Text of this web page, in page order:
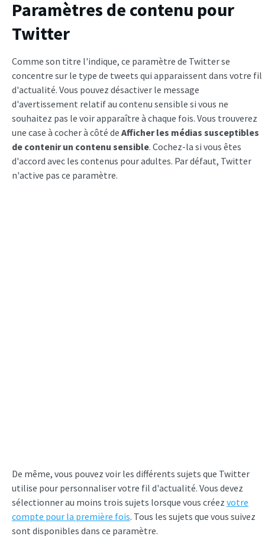
Paramètres de contenu pour
Twitter
Comme son titre l'indique, ce paramètre de Twitter se
concentre sur le type de tweets qui apparaissent dans votre fil
d'actualité. Vous pouvez désactiver le message
d'avertissement relatif au contenu sensible si vous ne
souhaitez pas le voir apparaître à chaque fois. Vous trouverez
une case à cocher à côté de Afficher les médias susceptibles
de contenir un contenu sensible. Cochez-la si vous êtes
d'accord avec les contenus pour adultes. Par défaut, Twitter
n'active pas ce paramètre.
De même, vous pouvez voir les différents sujets que Twitter
utilise pour personnaliser votre fil d'actualité. Vous devez
sélectionner au moins trois sujets lorsque vous créez votre
compte pour la première fois. Tous les sujets que vous suivez
sont disponibles dans ce paramètre.